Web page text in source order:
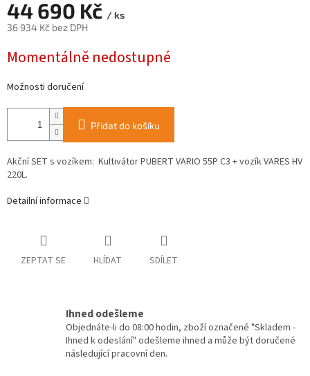
44 690 Kč / ks
36 934 Kč bez DPH
cena:
Momentálně nedostupné
Možnosti doručení
Přidat do košíku
Akční SET s vozíkem: Kultivátor PUBERT VARIO 55P C3 + vozík VARES HV
220L.
Detailní informace
ZEPTAT SE HLÍDAT SDÍLET
Ihned odešleme
Objednáte-li do 08:00 hodin, zboží označené "Skladem -
Ihned k odeslání" odešleme ihned a může být doručené
následující pracovní den.